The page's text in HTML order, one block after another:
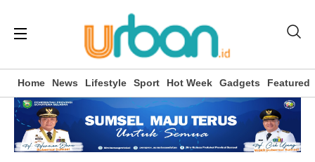
Home News Lifestyle Sport Hot Week Gadgets Featured